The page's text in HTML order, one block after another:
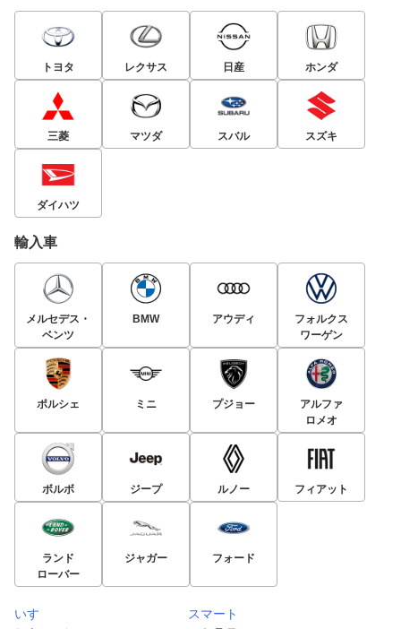
トヨタ レクサス 日産 ホンダ
三菱 マツダ スバル スズキ
ダイハツ
輸入車
メルセデス・
ベンツ
BMW アウディ
フォルクス
ワーゲン
ポルシェ ミニ プジョー
アルファ
ロメオ
ボルボ ジープ ルノー フィアット
ランド
ローバー
ジャガー フォード
いすゞ
スマート